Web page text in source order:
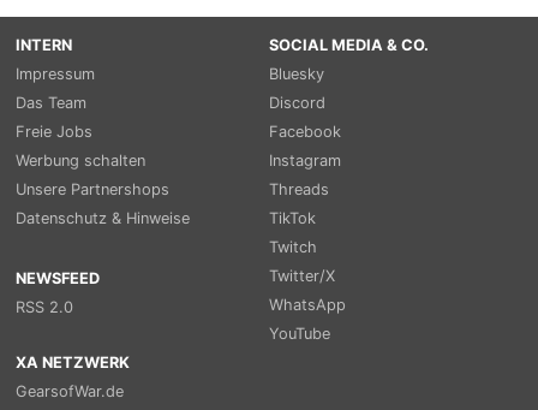
INTERN
Impressum
Das Team
Freie Jobs
Werbung schalten
Unsere Partnershops
Datenschutz & Hinweise
NEWSFEED
RSS 2.0
SOCIAL MEDIA & CO.
Bluesky
Discord
Facebook
Instagram
Threads
TikTok
Twitch
Twitter/X
WhatsApp
YouTube
XA NETZWERK
GearsofWar.de